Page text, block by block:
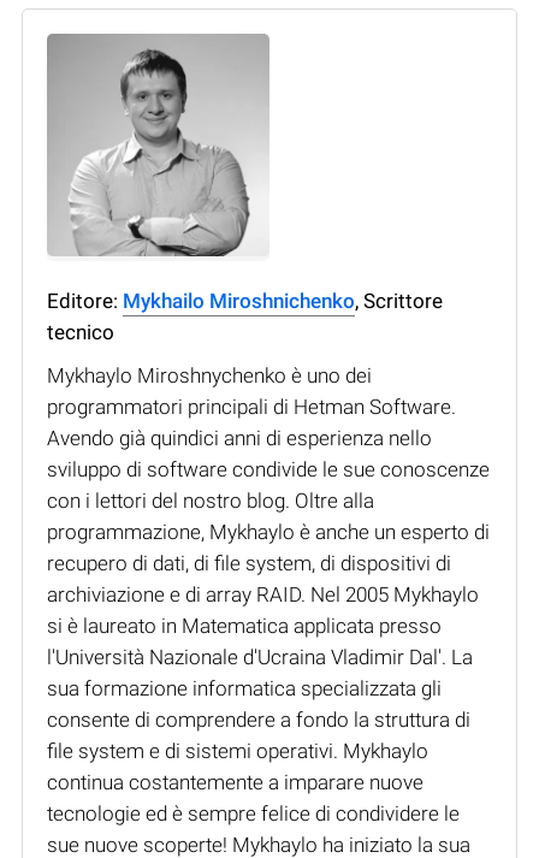
Editore: Mykhailo Miroshnichenko, Scrittore
tecnico
Mykhaylo Miroshnychenko è uno dei
programmatori principali di Hetman Software.
Avendo già quindici anni di esperienza nello
sviluppo di software condivide le sue conoscenze
con i lettori del nostro blog. Oltre alla
programmazione, Mykhaylo è anche un esperto di
recupero di dati, di file system, di dispositivi di
archiviazione e di array RAID. Nel 2005 Mykhaylo
si è laureato in Matematica applicata presso
l'Università Nazionale d'Ucraina Vladimir Dal'. La
sua formazione informatica specializzata gli
consente di comprendere a fondo la struttura di
file system e di sistemi operativi. Mykhaylo
continua costantemente a imparare nuove
tecnologie ed è sempre felice di condividere le
sue nuove scoperte! Mykhaylo ha iniziato la sua